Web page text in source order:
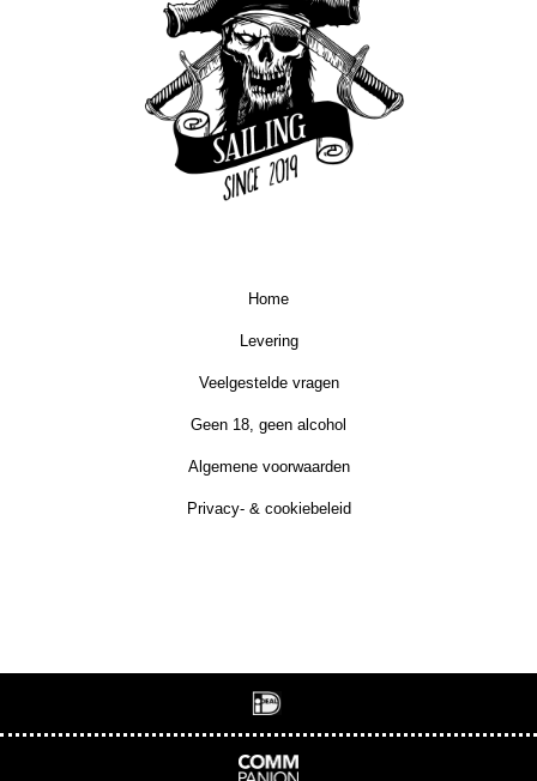
Home
Levering
Veelgestelde vragen
Geen 18, geen alcohol
Algemene voorwaarden
Privacy- & cookiebeleid